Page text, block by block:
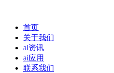
首页
关于我们
ai资讯
ai应用
联系我们